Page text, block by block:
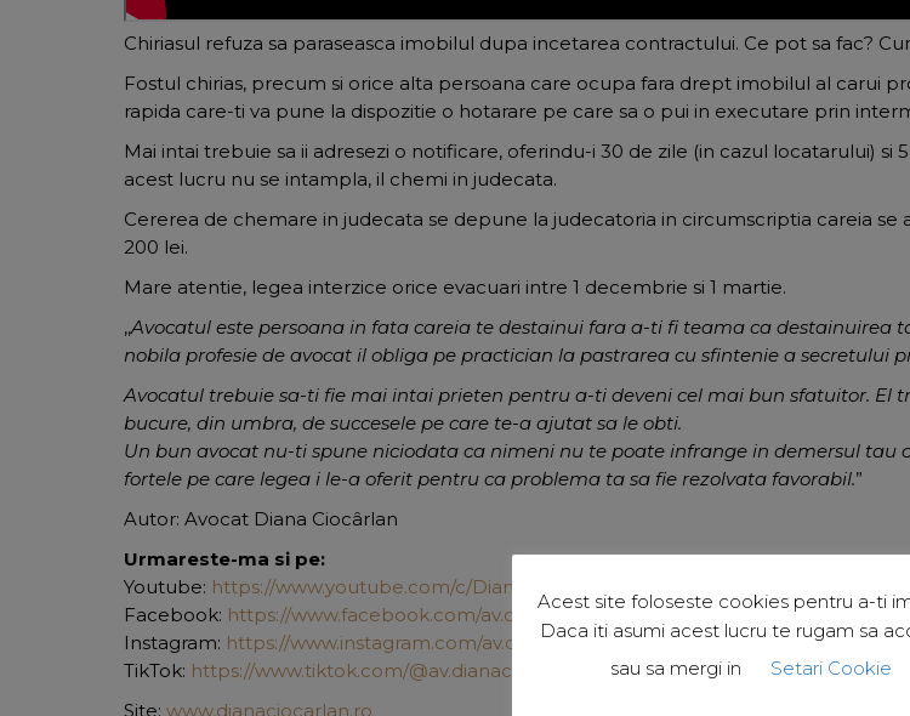
Chiriasul refuza sa paraseasca imobilul dupa incetarea contractului. Ce pot sa fac?
Fostul chirias, precum si orice alta persoana care ocupa fara drept imobilul al carui
rapida care-ti va pune la dispozitie o hotarare pe care sa o pui in executare prin
Mai intai trebuie sa ii adresezi o notificare, oferindu-i 30 de zile (in cazul locatarului)
acest lucru nu se intampla, il chemi in judecata.
Cererea de chemare in judecata se depune la judecatoria in circumscriptia careia
200 lei.
Mare atentie, legea interzice orice evacuari intre 1 decembrie si 1 martie.
,,Avocatul este persoana in fata careia te destainui fara a-ti fi teama ca destainuirea
nobila profesie de avocat il obliga pe practician la pastrarea cu sfintenie a secretului
Avocatul trebuie sa-ti fie mai intai prieten pentru a-ti deveni cel mai bun sfatuitor. El
bucure, din umbra, de succesele pe care te-a ajutat sa le obti.
Un bun avocat nu-ti spune niciodata ca nimeni nu te poate infrange in demersul tau
fortele pe care legea i le-a oferit pentru ca problema ta sa fie rezolvata favorabil.”
Autor: Avocat Diana Ciocârlan
Urmareste-ma si pe:
Youtube: https://www.youtube.com/c/DianaCiocârlan
Facebook: https://www.facebook.com/av.ciocarlandiana
Instagram: https://www.instagram.com/av.dianaciocarlan
TikTok: https://www.tiktok.com/@av.dianaciocarlan
Site: www.dianaciocarlan.ro
Acest site foloseste cookies pentru a-ti
Daca iti asumi acest lucru te rugam sa
sau sa mergi in
Setari Cookie